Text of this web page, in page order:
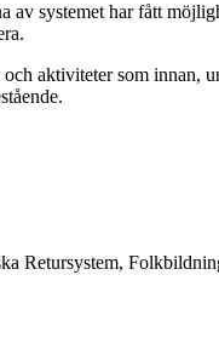
systemet har fått
aktiviteter som innan,
Retursystem,